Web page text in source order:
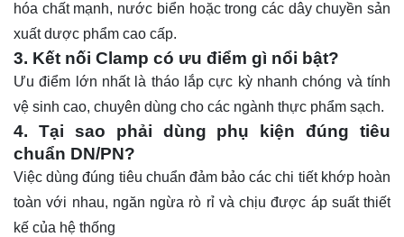
hóa chất mạnh, nước biển hoặc trong các dây chuyền sản
xuất dược phẩm cao cấp.
3. Kết nối Clamp có ưu điểm gì nổi bật?
Ưu điểm lớn nhất là tháo lắp cực kỳ nhanh chóng và tính
vệ sinh cao, chuyên dùng cho các ngành thực phẩm sạch.
4. Tại sao phải dùng phụ kiện đúng tiêu
chuẩn DN/PN?
Việc dùng đúng tiêu chuẩn đảm bảo các chi tiết khớp hoàn
toàn với nhau, ngăn ngừa rò rỉ và chịu được áp suất thiết
kế của hệ thống